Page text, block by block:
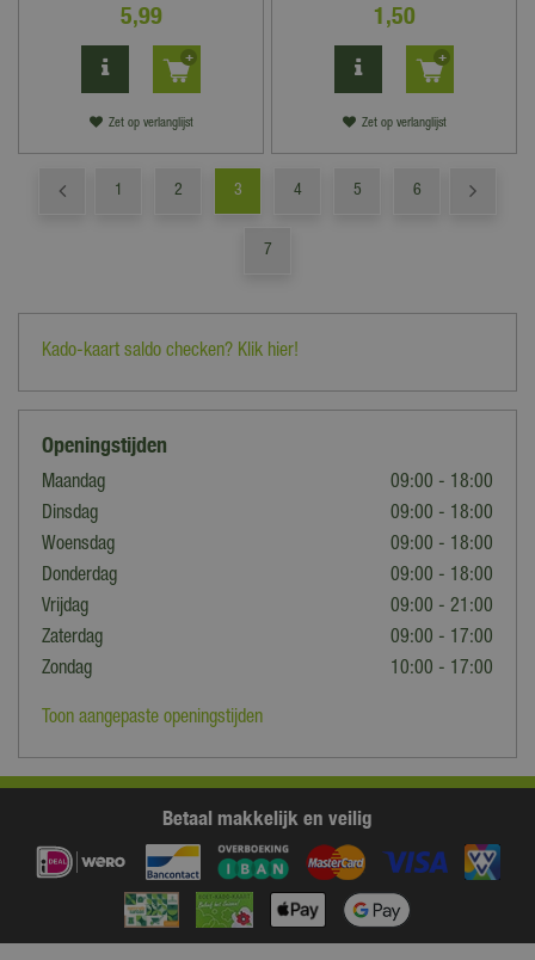
5,99
Zet op verlanglijst
1,50
Zet op verlanglijst
1 2 3 4 5 6
7
Kado-kaart saldo checken? Klik hier!
Openingstijden
Maandag
09:00 - 18:00
Dinsdag
09:00 - 18:00
Woensdag
09:00 - 18:00
Donderdag
09:00 - 18:00
Vrijdag
09:00 - 21:00
Zaterdag
09:00 - 17:00
Zondag
10:00 - 17:00
Toon aangepaste openingstijden
Betaal makkelijk en veilig